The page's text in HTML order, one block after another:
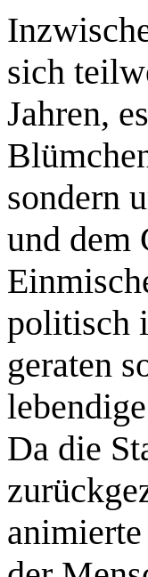
sich
Jahren,
sondern
und dem
politisch
geraten
Da die